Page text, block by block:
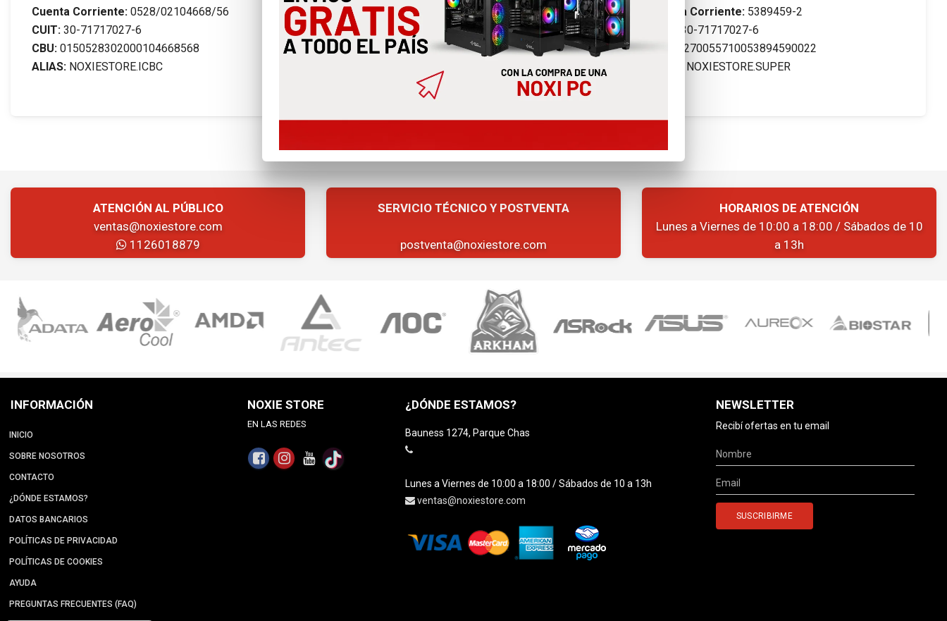
Cuenta Corriente: 0528/02104668/56
CUIT: 30-71717027-6
CBU: 0150528302000104668568
ALIAS: NOXIESTORE.ICBC
Cuenta Corriente:
CUIT:
30717170276
CBU:0000003100055131630790
Cuenta Corriente: 5389459-2
30-71717027-6
0270055710053894590022
NOXIESTORE.SUPER
ATENCIÓN AL PÚBLICO
ventas@noxiestore.com
1126018879
postventa@noxiestore.com
HORARIOS DE ATENCIÓN
Lunes a Viernes de 10:00 a 18:00 / Sábados de 10
a 13h
INFORMACIÓN
INICIO
SOBRE NOSOTROS
CONTACTO
¿DÓNDE ESTAMOS?
DATOS BANCARIOS
POLÍTICAS DE PRIVACIDAD
POLÍTICAS DE COOKIES
AYUDA
PREGUNTAS FRECUENTES (FAQ)
NOXIE STORE
EN LAS REDES
¿DÓNDE ESTAMOS?
Bauness 1274, Parque Chas
Lunes a Viernes de 10:00 a 18:00 / Sábados de 10 a 13h
ventas@noxiestore.com
NEWSLETTER
Recibí ofertas en tu email